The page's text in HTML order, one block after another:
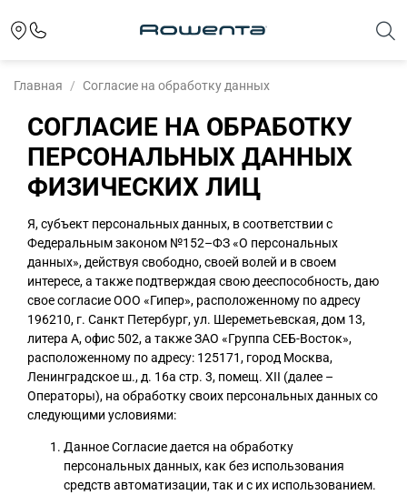
Главная Согласие на обработку данных
СОГЛАСИЕ НА ОБРАБОТКУ
ПЕРСОНАЛЬНЫХ ДАННЫХ
ФИЗИЧЕСКИХ ЛИЦ
Я, субъект персональных данных, в соответствии с
Федеральным законом №152–ФЗ «О персональных
данных», действуя свободно, своей волей и в своем
интересе, а также подтверждая свою дееспособность, даю
свое согласие ООО «Гипер», расположенному по адресу
196210, г. Санкт Петербург, ул. Шереметьевская, дом 13,
литера А, офис 502, а также ЗАО «Группа СЕБ-Восток»,
расположенному по адресу: 125171, город Москва,
Ленинградское ш., д. 16а стр. 3, помещ. XII (далее –
Операторы), на обработку своих персональных данных со
следующими условиями:
Данное Согласие дается на обработку
персональных данных, как без использования
средств автоматизации, так и с их использованием.